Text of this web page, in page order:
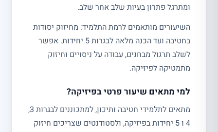
ומתרגל פתרון בעיות שלב אחר שלב.
השיעורים מותאמים לרמת התלמיד: מחיזוק יסודות
בחטיבה ועד הכנה מלאה לבגרות 5 יחידות. אפשר
לשלב תרגול מבחנים, עבודה על ניסויים וחיזוק
מתמטיקה לפיזיקה.
למי מתאים שיעור פרטי בפיזיקה?
מתאים לתלמידי חטיבה ותיכון, למתכוננים לבגרות 3,
4 ו 5 יחידות בפיזיקה, ולסטודנטים שצריכים חיזוק